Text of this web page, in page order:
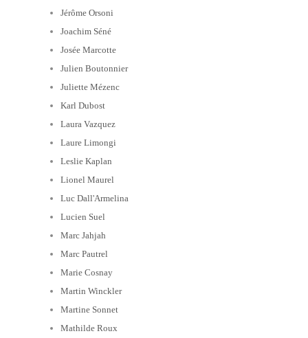
Jérôme Orsoni
Joachim Séné
Josée Marcotte
Julien Boutonnier
Juliette Mézenc
Karl Dubost
Laura Vazquez
Laure Limongi
Leslie Kaplan
Lionel Maurel
Luc Dall'Armelina
Lucien Suel
Marc Jahjah
Marc Pautrel
Marie Cosnay
Martin Winckler
Martine Sonnet
Mathilde Roux